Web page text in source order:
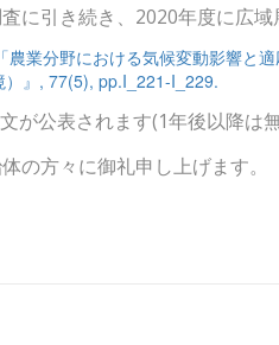
に引き続き、2020年度に広域
業分野における気候変動影響と
）』, 77(5), pp.I_221-I_229.
が公表されます(1年後以降は
の方々に御礼申し上げます。